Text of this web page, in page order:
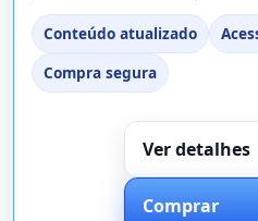
Conteúdo atualizado
Compra segura
Ver detalhes
Comprar